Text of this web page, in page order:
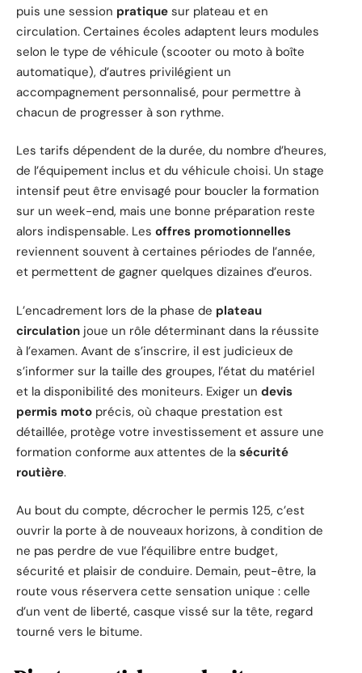
puis une session pratique sur plateau et en
circulation. Certaines écoles adaptent leurs modules
selon le type de véhicule (scooter ou moto à boîte
automatique), d’autres privilégient un
accompagnement personnalisé, pour permettre à
chacun de progresser à son rythme.
Les tarifs dépendent de la durée, du nombre d’heures,
de l’équipement inclus et du véhicule choisi. Un stage
intensif peut être envisagé pour boucler la formation
sur un week-end, mais une bonne préparation reste
alors indispensable. Les offres promotionnelles
reviennent souvent à certaines périodes de l’année,
et permettent de gagner quelques dizaines d’euros.
L’encadrement lors de la phase de plateau
circulation joue un rôle déterminant dans la réussite
à l’examen. Avant de s’inscrire, il est judicieux de
s’informer sur la taille des groupes, l’état du matériel
et la disponibilité des moniteurs. Exiger un devis
permis moto précis, où chaque prestation est
détaillée, protège votre investissement et assure une
formation conforme aux attentes de la sécurité
routière.
Au bout du compte, décrocher le permis 125, c’est
ouvrir la porte à de nouveaux horizons, à condition de
ne pas perdre de vue l’équilibre entre budget,
sécurité et plaisir de conduire. Demain, peut-être, la
route vous réservera cette sensation unique : celle
d’un vent de liberté, casque vissé sur la tête, regard
tourné vers le bitume.